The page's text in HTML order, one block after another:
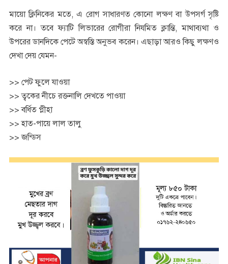
মায়ো ক্লিনিকের মতে, এ রোগ সাধারণত কোনো লক্ষণ বা উপসর্গ সৃষ্টি
করে না। তবে ফ্যাটি লিভারের রোগীরা নিযমিত ক্লান্তি, মাথাব্যথা ও
উপরের ডানদিকে পেটে অস্বস্তি অনুভব করেন। এছাড়া আরও কিছু লক্ষণও
দেখা দেয় যেমন-
>> পেট ফুলে যাওয়া
>> ত্বকের নীচে রক্তনালি দেখতে পাওয়া
>> বর্ধিত প্লীহা
>> হাত-পায়ে লাল তালু
>> জন্ডিস